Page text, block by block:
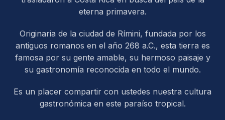
eterna primavera.
Originaria de la ciudad de Rímini, fundada por los
antiguos romanos en el año 268 a.C., esta tierra es
famosa por su gente amable, su hermoso paisaje y
su gastronomía reconocida en todo el mundo.
Es un placer compartir con ustedes nuestra cultura
gastronómica en este paraíso tropical.